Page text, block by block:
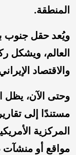
المنطقة.
ويُعد حقل جنوب
العالم، ويشكل
والاقتصاد
وحتى الآن،
مستندًا إلى
المركزية
مواقع أو منشآت